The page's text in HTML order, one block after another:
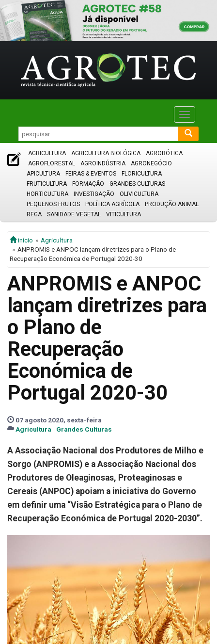
Toggle
AGRICULTURA AGRICULTURA BIOLÓGICA
AGROBÓTICA
AGROFLORESTAL
AGROINDÚSTRIA
AGRONEGÓCIO
APICULTURA
FEIRAS & EVENTOS
FLORICULTURA
FRUTICULTURA
FORMAÇÃO
GRANDES CULTURAS
HORTICULTURA
INVESTIGAÇÃO
OLIVICULTURA
PEQUENOS FRUTOS
POLÍTICA AGRÍCOLA
PRODUÇÃO ANIMAL
REGA
SANIDADE VEGETAL VITICULTURA
início
Agricultura
ANPROMIS e ANPOC lançam diretrizes para o Plano de
Recuperação Económica de Portugal 2020-30
ANPROMIS e ANPOC
lançam diretrizes para
o Plano de
Recuperação
Económica de
Portugal 2020-30
07 agosto 2020, sexta-feira
Agricultura
Grandes Culturas
A Associação Nacional dos Produtores de Milho e
Sorgo (ANPROMIS) e a Associação Nacional dos
Produtores de Oleaginosas, Proteaginosas e
Cereais (ANPOC) apoiam a iniciativa do Governo
em definir uma “Visão Estratégica para o Plano de
Recuperação Económica de Portugal 2020-2030”.